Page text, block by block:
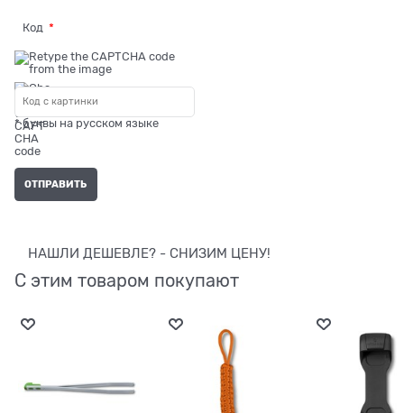
Код
* буквы на русском языке
НАШЛИ ДЕШЕВЛЕ? - СНИЗИМ ЦЕНУ!
С этим товаром покупают